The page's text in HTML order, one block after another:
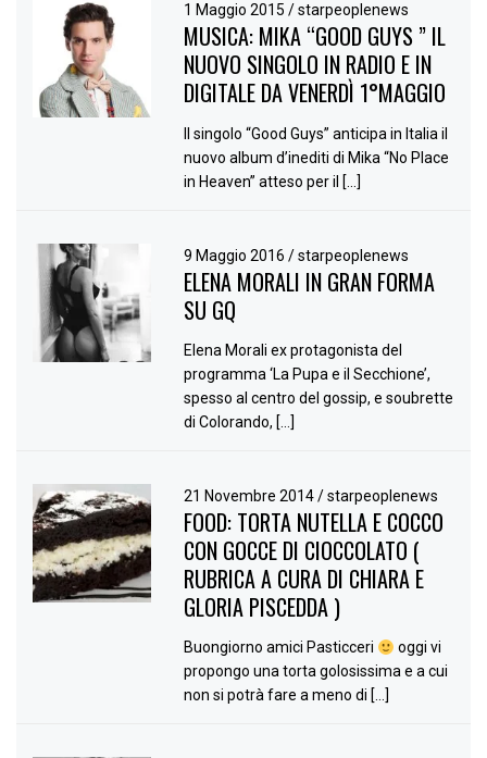
1 Maggio 2015/ starpeoplenews
MUSICA: MIKA “GOOD GUYS ” IL
NUOVO SINGOLO IN RADIO E IN
DIGITALE DA VENERDÌ 1°MAGGIO
Il singolo “Good Guys” anticipa in Italia il
nuovo album d’inediti di Mika “No Place
in Heaven” atteso per il […]
9 Maggio 2016/ starpeoplenews
ELENA MORALI IN GRAN FORMA
SU GQ
Elena Morali ex protagonista del
programma ‘La Pupa e il Secchione’,
spesso al centro del gossip, e soubrette
di Colorando, […]
21 Novembre 2014/ starpeoplenews
FOOD: TORTA NUTELLA E COCCO
CON GOCCE DI CIOCCOLATO (
RUBRICA A CURA DI CHIARA E
GLORIA PISCEDDA )
Buongiorno amici Pasticceri
oggi vi
propongo una torta golosissima e a cui
non si potrà fare a meno di […]